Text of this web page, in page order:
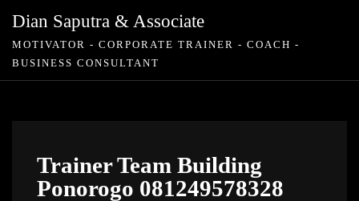
Dian Saputra & Associate
MOTIVATOR - CORPORATE TRAINER - COACH -
BUSINESS CONSULTANT
Trainer Team Building
Ponorogo 081249578328